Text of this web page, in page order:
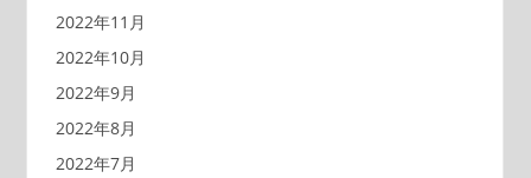
2022年11月
2022年10月
2022年9月
2022年8月
2022年7月